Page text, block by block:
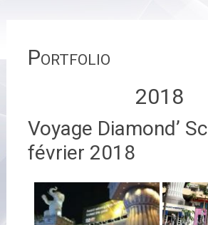
Portfolio
2018
Voyage Diamond’
février 2018